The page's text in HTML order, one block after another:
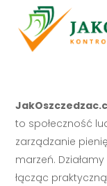
to społeczność
zarządzanie
marzeń.
łącząc